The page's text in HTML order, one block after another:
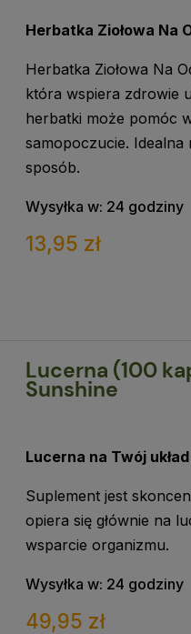
Herbatka Ziołowa Na
Herbatka Ziołowa Na
która wspiera zdrowie
herbatki może pomóc
samopoczucie.
sposób.
Wysyłka w: 24 godziny
13,95 zł
Lucerna (100
Sunshine
Lucerna na Twój
Suplement jest
opiera się głównie na
wsparcie organizmu.
Wysyłka w: 24 godziny
49,95 zł